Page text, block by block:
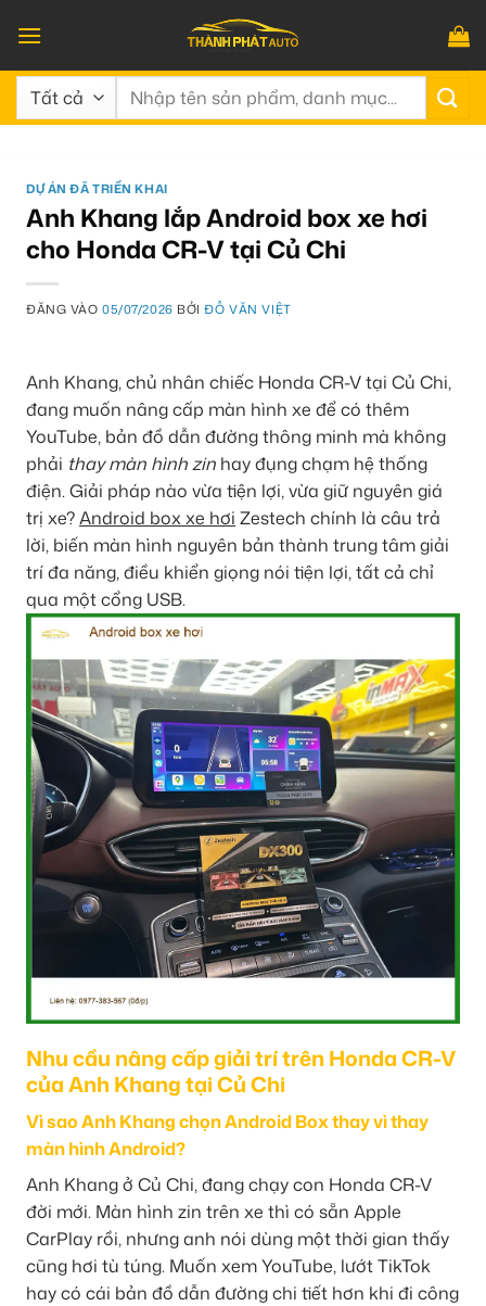
qua
nội
dung
Tìm
DỰ ÁN ĐÃ TRIỂN KHAI
Anh Khang lắp Android box xe hơi
cho Honda CR-V tại Củ Chi
ĐĂNG VÀO05/07/2026 BỞIĐỖ VĂN VIỆT
Anh Khang, chủ nhân chiếc Honda CR-V tại Củ Chi,
đang muốn nâng cấp màn hình xe để có thêm
YouTube, bản đồ dẫn đường thông minh mà không
phải thay màn hình zin hay đụng chạm hệ thống
điện. Giải pháp nào vừa tiện lợi, vừa giữ nguyên giá
trị xe?Android box xe hơi Zestech chính là câu trả
lời, biến màn hình nguyên bản thành trung tâm giải
trí đa năng, điều khiển giọng nói tiện lợi, tất cả chỉ
qua một cổng USB.
Nhu cầu nâng cấp giải trí trên Honda CR-V
của Anh Khang tại Củ Chi
Vì sao Anh Khang chọn Android Box thay vì thay
màn hình Android?
Anh Khang ở Củ Chi, đang chạy con Honda CR-V
đời mới. Màn hình zin trên xe thì có sẵn Apple
CarPlay rồi, nhưng anh nói dùng một thời gian thấy
cũng hơi tù túng. Muốn xem YouTube, lướt TikTok
hay có cái bản đồ dẫn đường chi tiết hơn khi đi công